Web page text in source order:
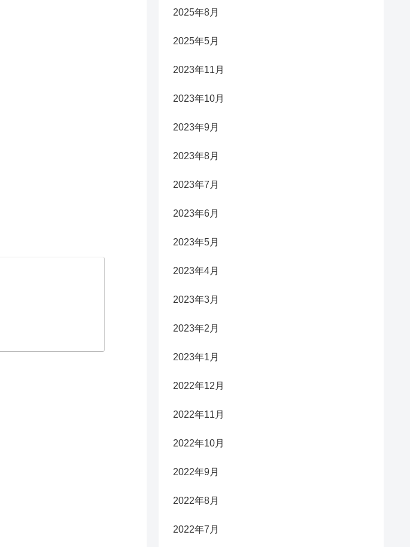
2025年8月
2025年5月
2023年11月
2023年10月
2023年9月
2023年8月
2023年7月
2023年6月
2023年5月
2023年4月
2023年3月
2023年2月
2023年1月
2022年12月
2022年11月
2022年10月
2022年9月
2022年8月
2022年7月